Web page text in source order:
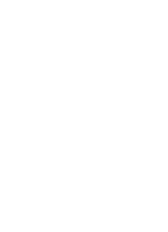
Color: Rosa Fucsia, Talla: S